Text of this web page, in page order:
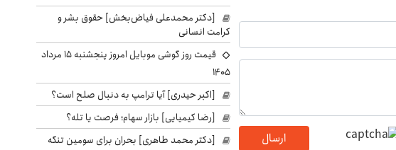
ارسال
[دکتر محمدعلی فیاض‌بخش] حقوق بشر و
کرامت انسانی
قیمت روز گوشی موبایل امروز پنجشنبه ۱۵ مرداد
۱۴۰۵
[اکبر حیدری] آیا ترامپ به دنبال صلح است؟
[رضا کیمیایی] بازار سهام؛ فرصت یا تله؟
[دکتر محمد طاهری] بحران برای سومین تنگه